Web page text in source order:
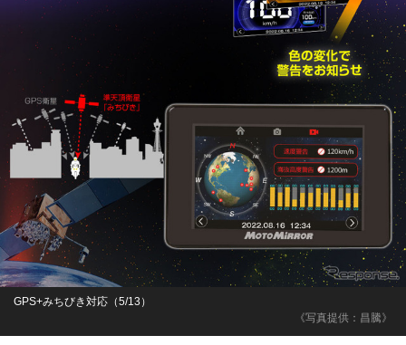
《写真提供：昌騰》
GPS+みちびき対応（5/13）